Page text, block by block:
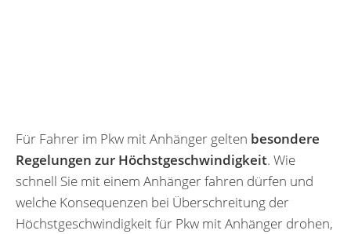
Für Fahrer im Pkw mit Anhänger gelten besondere
Regelungen zur Höchstgeschwindigkeit. Wie
schnell Sie mit einem Anhänger fahren dürfen und
welche Konsequenzen bei Überschreitung der
Höchstgeschwindigkeit für Pkw mit Anhänger drohen,